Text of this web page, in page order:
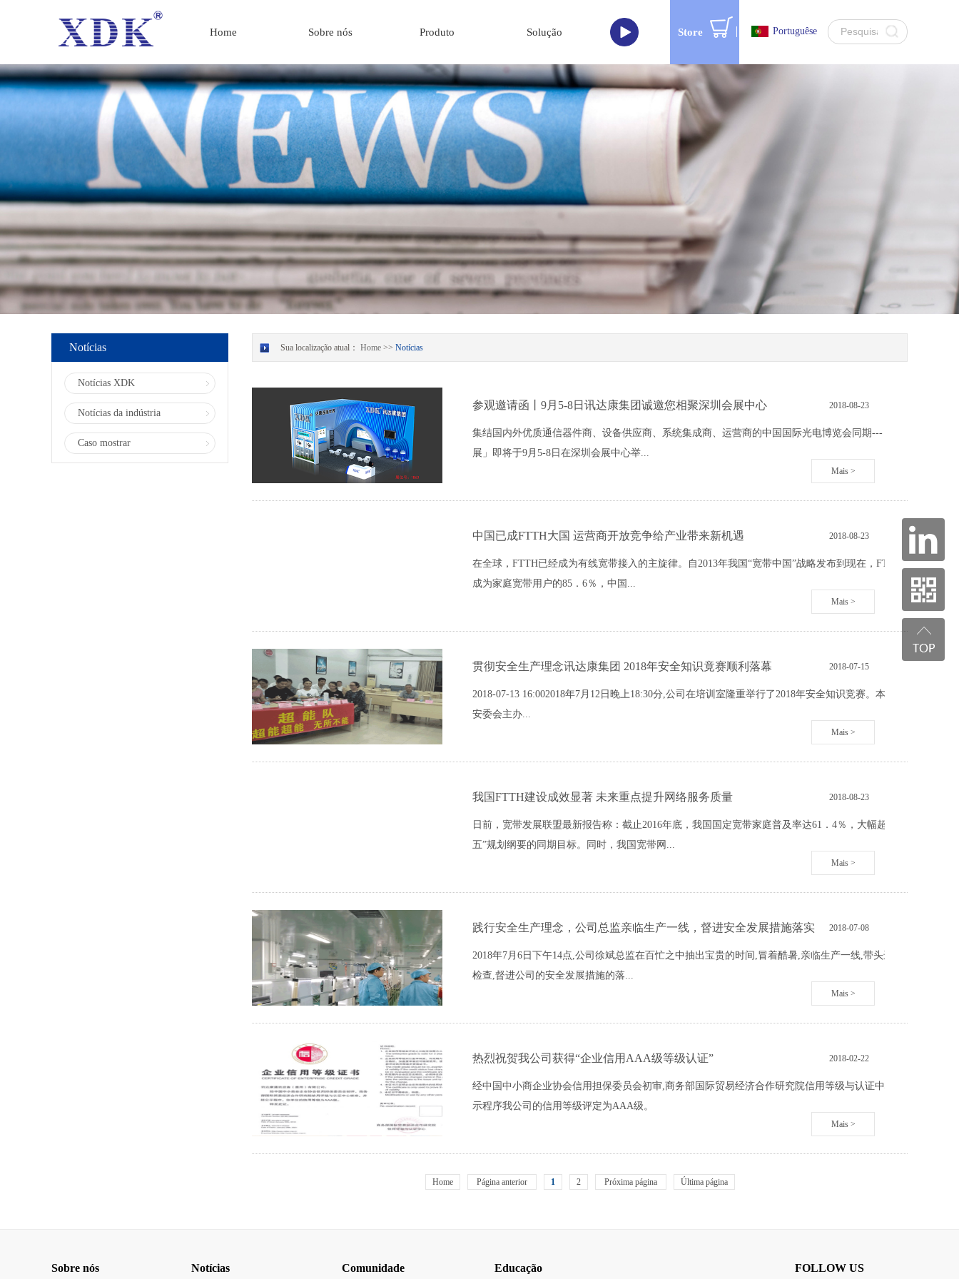
Home Sobre nós Produto Solução Store Portuguêse
Notícias
Notícias XDK
Notícias da indústria
Caso mostrar
Sua localização atual： Home >> Notícias
参观邀请函丨9月5-8日讯达康集团诚邀您相聚深圳会展中心 2018-08-23
集结国内外优质通信器件商、设备供应商、系统集成商、运营商的中国国际光电博览会同期---「CIOE光通信
展」即将于9月5-8日在深圳会展中心举...
Mais >
中国已成FTTH大国 运营商开放竞争给产业带来新机遇 2018-08-23
在全球，FTTH已经成为有线宽带接入的主旋律。自2013年我国“宽带中国”战略发布到现在，FTTH已经发展
成为家庭宽带用户的85．6％，中国...
Mais >
贯彻安全生产理念讯达康集团 2018年安全知识竟赛顺利落幕 2018-07-15
2018-07-13 16:002018年7月12日晚上18:30分,公司在培训室隆重举行了2018年安全知识竞赛。本次竞赛由公司
安委会主办...
Mais >
我国FTTH建设成效显著 未来重点提升网络服务质量 2018-08-23
日前，宽带发展联盟最新报告称：截止2016年底，我国国定宽带家庭普及率达61．4％，大幅超过了“十三
五”规划纲要的同期目标。同时，我国宽带网...
Mais >
践行安全生产理念，公司总监亲临生产一线，督进安全发展措施落实 2018-07-08
2018年7月6日下午14点,公司徐斌总监在百忙之中抽出宝贵的时间,冒着酷暑,亲临生产一线,带头进行安全生产
检查,督进公司的安全发展措施的落...
Mais >
热烈祝贺我公司获得“企业信用AAA级等级认证” 2018-02-22
经中国中小商企业协会信用担保委员会初审,商务部国际贸易经济合作研究院信用等级与认证中心核准,并经公
示程序我公司的信用等级评定为AAA级。
Mais >
Home Página anterior 1 2 Próxima página Última página
Sobre nós Notícias Comunidade Educação FOLLOW US